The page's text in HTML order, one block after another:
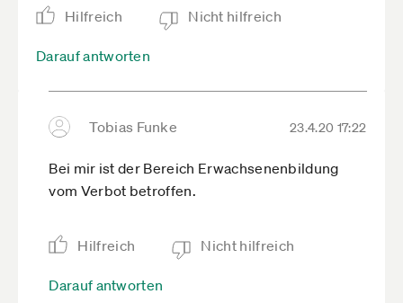
Hilfreich Nicht hilfreich
Darauf antworten
Tobias Funke 23.4.20 17:22
Bei mir ist der Bereich Erwachsenenbildung
vom Verbot betroffen.
Hilfreich Nicht hilfreich
Darauf antworten